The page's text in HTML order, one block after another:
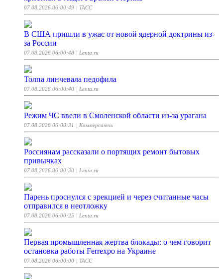
07.08.2026 06:00:49 | ТАСС
В США пришли в ужас от новой ядерной доктрины из-
за России
07.08.2026 06:00:48 | Lenta.ru
Толпа линчевала педофила
07.08.2026 06:00:40 | Lenta.ru
Режим ЧС ввели в Смоленской области из-за урагана
07.08.2026 06:00:31 | Коммерсантъ
Россиянам рассказали о портящих ремонт бытовых
привычках
07.08.2026 06:00:30 | Lenta.ru
Парень проснулся с эрекцией и через считанные часы
отправился в неотложку
07.08.2026 06:00:25 | Lenta.ru
Первая промышленная жертва блокады: о чем говорит
остановка работы Ferrexpo на Украине
07.08.2026 06:00:00 | ТАСС